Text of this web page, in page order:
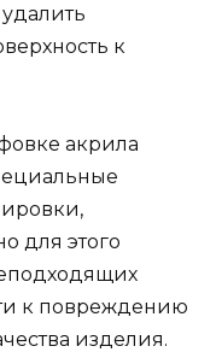
к
акрила
для этого
к повреждению
изделия.